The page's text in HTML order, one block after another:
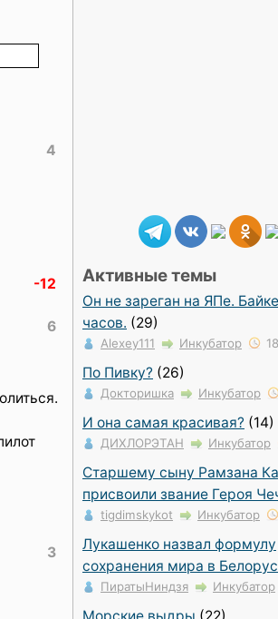
4
-12
6
3
Активные темы
Он не зареган на ЯПе.
часов. (29)
Alexey111 Инкубатор
По Пивку? (26)
Докторишка Инкубатор
И она самая красивая? (14)
ДИХЛОРЭТАН Инкубатор
Старшему сыну Рамзана
присвоили звание Героя
tigdimskykot Инкубатор
Лукашенко назвал формулу
сохранения мира в
ПиратыНиндзя Инкубатор
Морские выдры (22)